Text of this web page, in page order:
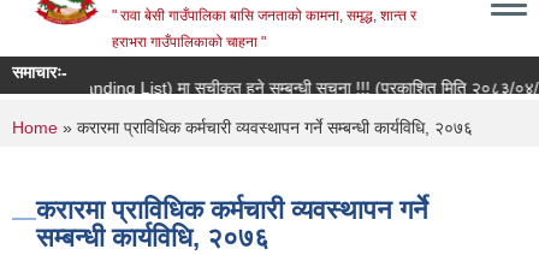
" रावा बेसी गाउँपालिका बासि जनताको कामना, समृद्ध, शान्त र
हराभरा गाउँपालिकाको चाहना "
समाचारः-
(Standing List) मा सूचीकृत हुने सम्बन्धी सूचना !!! (प्रकाशित मिति २०८३/०४/१५ )
You are here
Home » करारमा प्राविधिक कर्मचारी व्यवस्थापन गर्ने सम्बन्धी कार्यविधि, २०७६
करारमा प्राविधिक कर्मचारी व्यवस्थापन गर्ने
सम्बन्धी कार्यविधि, २०७६